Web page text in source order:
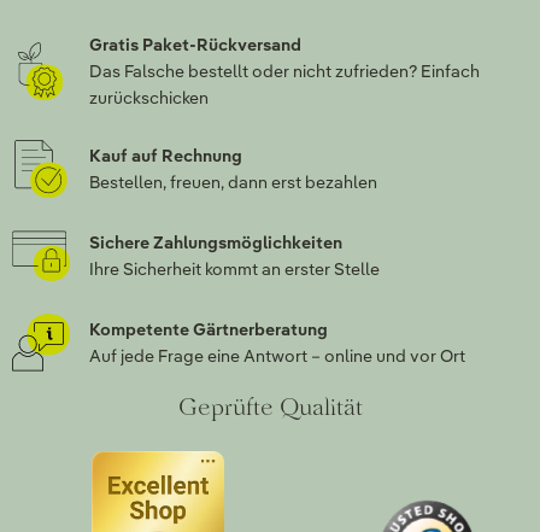
Gratis Paket-Rückversand
Das Falsche bestellt oder nicht zufrieden? Einfach
zurückschicken
Kauf auf Rechnung
Bestellen, freuen, dann erst bezahlen
Sichere Zahlungsmöglichkeiten
Ihre Sicherheit kommt an erster Stelle
Kompetente Gärtnerberatung
Auf jede Frage eine Antwort – online und vor Ort
Geprüfte Qualität